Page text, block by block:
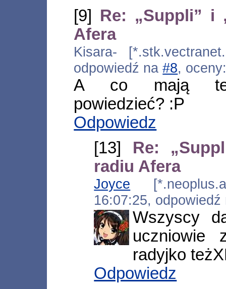
[9] Re: „Suppli” i
Afera
Kisara-
odpowiedź na#8,
A co mają
powiedzieć? :P
Odpowiedz
[13] Re:
radiu Afera
Joyce
16:07:25,
Wszyscy
uczniowie
radyjko
Odpowiedz